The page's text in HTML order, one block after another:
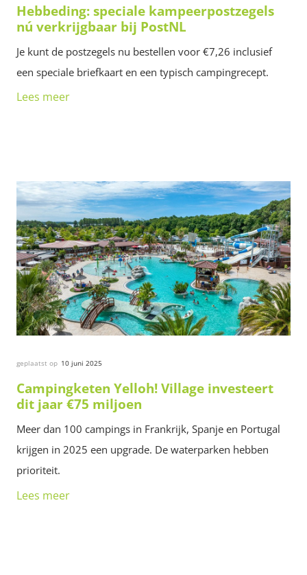
Hebbeding: speciale kampeerpostzegels
nú verkrijgbaar bij PostNL
Je kunt de postzegels nu bestellen voor €7,26 inclusief
een speciale briefkaart en een typisch campingrecept.
Lees meer
geplaatst op 10 juni 2025
Campingketen Yelloh! Village investeert
dit jaar €75 miljoen
Meer dan 100 campings in Frankrijk, Spanje en Portugal
krijgen in 2025 een upgrade. De waterparken hebben
prioriteit.
Lees meer